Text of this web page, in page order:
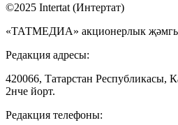
©2025 Intertat (Интертат)
«ТАТМЕДИА» акционерлык
Редакция адресы:
420066, Татарстан Республикасы,
2нче йорт.
Редакция телефоны: